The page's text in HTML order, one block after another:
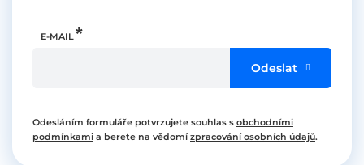
E-MAIL
Odeslat
Odesláním formuláře potvrzujete souhlas s obchodními
podmínkami a berete na vědomízpracování osobních údajů.